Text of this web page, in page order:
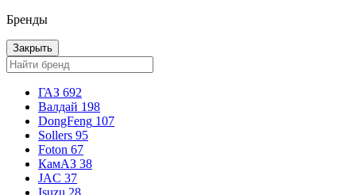
Бренды
Закрыть
ГАЗ 692
Валдай 198
DongFeng 107
Sollers 95
Foton 67
КамАЗ 38
JAC 37
Isuzu 28